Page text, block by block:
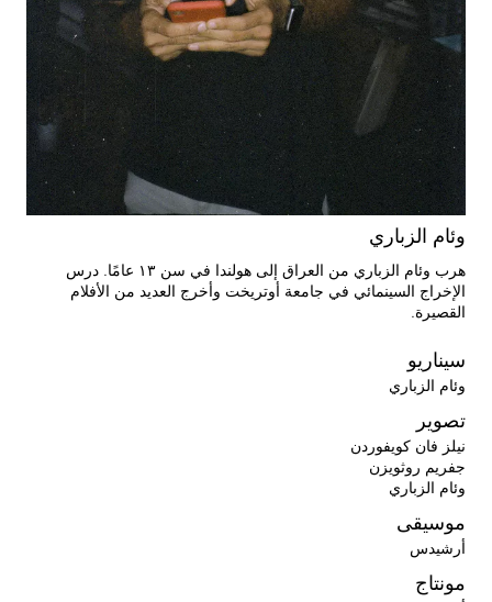
وئام الزباري
هرب وئام الزباري من العراق إلى هولندا في سن ١٣ عامًا. درس
الإخراج السينمائي في جامعة أوتريخت وأخرج العديد من الأفلام
القصيرة.
سيناريو
وئام الزباري
تصوير
نيلز فان كويفوردن
جفريم روثويزن
وئام الزباري
موسيقى
أرشيدس
مونتاج